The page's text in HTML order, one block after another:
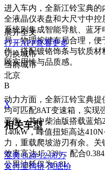
进入车内，全新江铃宝典
全液晶仪表盘和大尺寸中
系统则集成智能导航、蓝
局，物理按键布局合理，
作。搭配镀铬饰条与软质
顾实用性与品质感。
动力方面，全新江铃宝典提
均可匹配8AT变速箱，实现
平衡。其中柴油版搭载蓝焰
140kW，峰值扭矩高达
力，重载爬坡游刃有余。
效率高达45.23%，配合
公里油耗仅为6.8L。
展开全文
打开APP查看更多
切换城市
当前城市
北京
B
X
相关车型
宝典 8.28-12.08万
支付宝询价 询底价